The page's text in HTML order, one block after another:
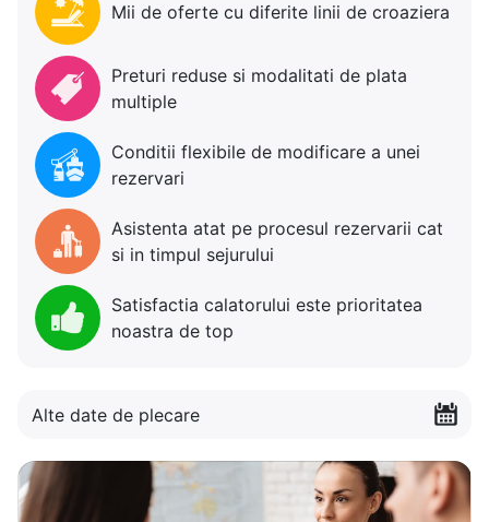
Mii de oferte cu diferite linii de croaziera
Preturi reduse si modalitati de plata
multiple
Conditii flexibile de modificare a unei
rezervari
Asistenta atat pe procesul rezervarii cat
si in timpul sejurului
Satisfactia calatorului este prioritatea
noastra de top
Alte date de plecare